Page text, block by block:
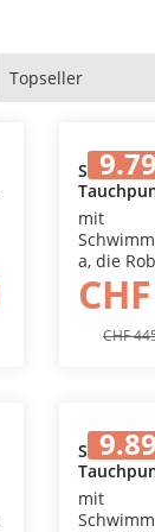
In
Omnia 80/
mit
a, die
CHF
In
Biox 300/
mit